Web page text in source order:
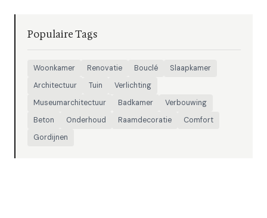
Populaire Tags
Woonkamer Renovatie Bouclé
Slaapkamer
Architectuur
Tuin
Verlichting
Museumarchitectuur
Badkamer
Verbouwing
Beton
Onderhoud Raamdecoratie
Comfort
Gordijnen